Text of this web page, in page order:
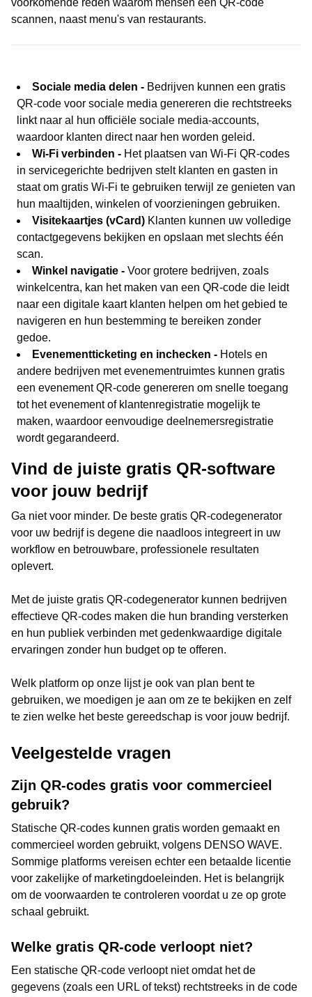
voorkomende reden waarom mensen een QR-code
scannen, naast menu's van restaurants.
Sociale media delen - Bedrijven kunnen een gratis
QR-code voor sociale media genereren die rechtstreeks
linkt naar al hun officiële sociale media-accounts,
waardoor klanten direct naar hen worden geleid.
Wi-Fi verbinden - Het plaatsen van Wi-Fi QR-codes
in servicegerichte bedrijven stelt klanten en gasten in
staat om gratis Wi-Fi te gebruiken terwijl ze genieten van
hun maaltijden, winkelen of voorzieningen gebruiken.
Visitekaartjes (vCard) Klanten kunnen uw volledige
contactgegevens bekijken en opslaan met slechts één
scan.
Winkel navigatie - Voor grotere bedrijven, zoals
winkelcentra, kan het maken van een QR-code die leidt
naar een digitale kaart klanten helpen om het gebied te
navigeren en hun bestemming te bereiken zonder
gedoe.
Evenementticketing en inchecken - Hotels en
andere bedrijven met evenementruimtes kunnen gratis
een evenement QR-code genereren om snelle toegang
tot het evenement of klantenregistratie mogelijk te
maken, waardoor eenvoudige deelnemersregistratie
wordt gegarandeerd.
Vind de juiste gratis QR-software
voor jouw bedrijf
Ga niet voor minder. De beste gratis QR-codegenerator
voor uw bedrijf is degene die naadloos integreert in uw
workflow en betrouwbare, professionele resultaten
oplevert.
Met de juiste gratis QR-codegenerator kunnen bedrijven
effectieve QR-codes maken die hun branding versterken
en hun publiek verbinden met gedenkwaardige digitale
ervaringen zonder hun budget op te offeren.
Welk platform op onze lijst je ook van plan bent te
gebruiken, we moedigen je aan om ze te bekijken en zelf
te zien welke het beste gereedschap is voor jouw bedrijf.
Veelgestelde vragen
Zijn QR-codes gratis voor commercieel
gebruik?
Statische QR-codes kunnen gratis worden gemaakt en
commercieel worden gebruikt, volgens DENSO WAVE.
Sommige platforms vereisen echter een betaalde licentie
voor zakelijke of marketingdoeleinden. Het is belangrijk
om de voorwaarden te controleren voordat u ze op grote
schaal gebruikt.
Welke gratis QR-code verloopt niet?
Een statische QR-code verloopt niet omdat het de
gegevens (zoals een URL of tekst) rechtstreeks in de code